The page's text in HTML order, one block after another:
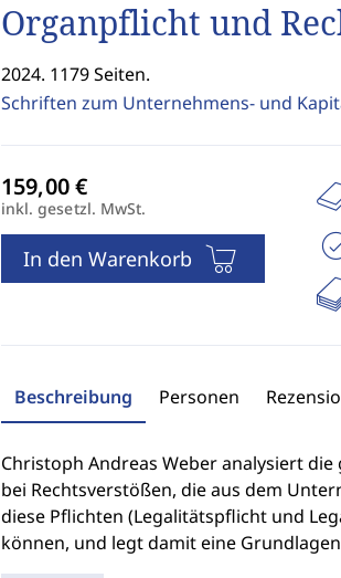
Organpflicht und
2024. 1179 Seiten.
Schriften zum Unternehmens- und
inkl. gesetzl. MwSt.
In den Warenkorb
Beschreibung Personen
Christoph Andreas Weber analysiert
bei Rechtsverstößen, die aus dem
diese Pflichten (Legalitätspflicht und
können, und legt damit eine